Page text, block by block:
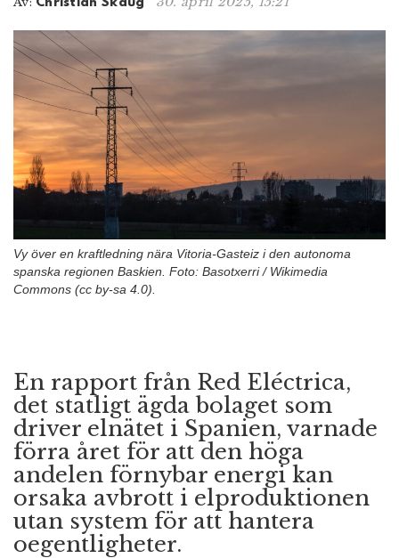
Vy över en kraftledning nära Vitoria-Gasteiz i den autonoma
spanska regionen Baskien. Foto: Basotxerri / Wikimedia
Commons (cc by-sa 4.0).
En rapport från Red Eléctrica,
det statligt ägda bolaget som
driver elnätet i Spanien, varnade
förra året för att den höga
andelen förnybar energi kan
orsaka avbrott i elproduktionen
utan system för att hantera
oegentligheter.